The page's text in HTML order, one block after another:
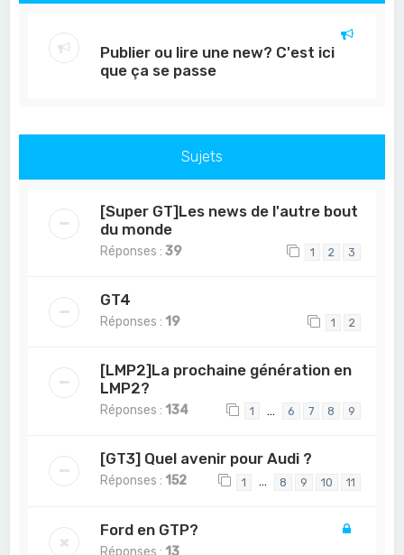
Publier ou lire une new? C'est ici
que ça se passe
Sujets
[Super GT]Les news de l'autre bout
du monde
Réponses :39 1 2 3
GT4
Réponses : 19 1 2
[LMP2]La prochaine génération en
LMP2?
Réponses : 134 1 … 6 7 8 9
[GT3] Quel avenir pour Audi ?
Réponses : 152 1 … 8 9 10 11
Ford en GTP?
Réponses : 13